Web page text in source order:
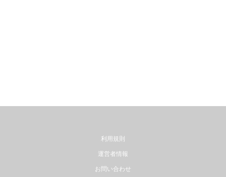
利用規則
運営者情報
お問い合わせ